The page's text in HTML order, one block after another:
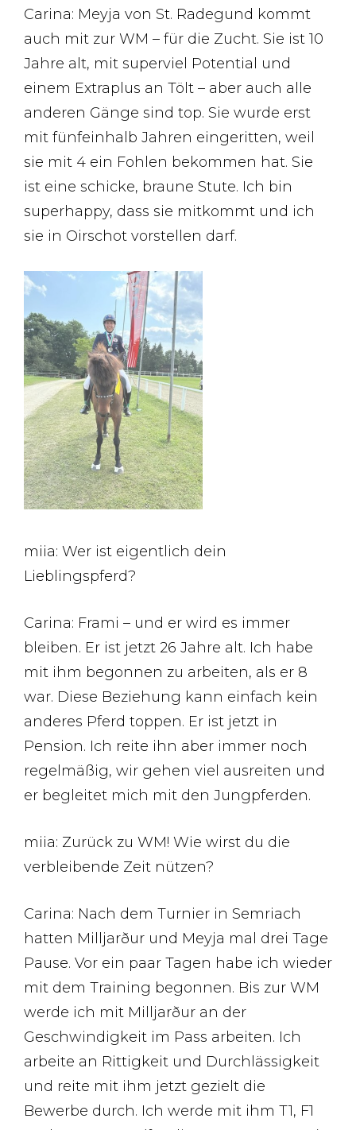
Carina: Meyja von St. Radegund kommt
auch mit zur WM – für die Zucht. Sie ist 10
Jahre alt, mit superviel Potential und
einem Extraplus an Tölt – aber auch alle
anderen Gänge sind top. Sie wurde erst
mit fünfeinhalb Jahren eingeritten, weil
sie mit 4 ein Fohlen bekommen hat. Sie
ist eine schicke, braune Stute. Ich bin
superhappy, dass sie mitkommt und ich
sie in Oirschot vorstellen darf.
miia: Wer ist eigentlich dein
Lieblingspferd?
Carina: Frami – und er wird es immer
bleiben. Er ist jetzt 26 Jahre alt. Ich habe
mit ihm begonnen zu arbeiten, als er 8
war. Diese Beziehung kann einfach kein
anderes Pferd toppen. Er ist jetzt in
Pension. Ich reite ihn aber immer noch
regelmäßig, wir gehen viel ausreiten und
er begleitet mich mit den Jungpferden.
miia: Zurück zu WM! Wie wirst du die
verbleibende Zeit nützen?
Carina: Nach dem Turnier in Semriach
hatten Milljarður und Meyja mal drei Tage
Pause. Vor ein paar Tagen habe ich wieder
mit dem Training begonnen. Bis zur WM
werde ich mit Milljarður an der
Geschwindigkeit im Pass arbeiten. Ich
arbeite an Rittigkeit und Durchlässigkeit
und reite mit ihm jetzt gezielt die
Bewerbe durch. Ich werde mit ihm T1, F1